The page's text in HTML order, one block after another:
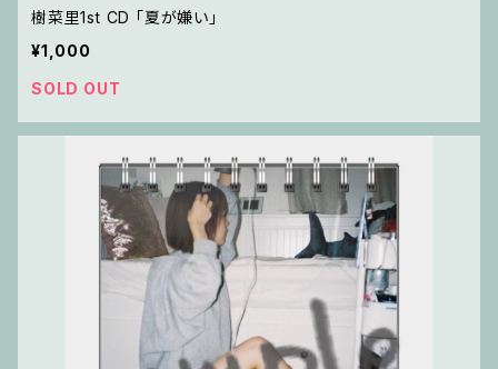
樹菜里1st CD 「夏が嫌い」
¥1,000
SOLD OUT